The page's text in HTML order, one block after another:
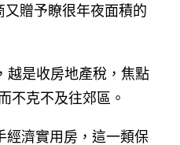
贈予瞭很年夜面積的
越是收房地產稅，焦點
不克不及往郊區。
經濟實用房，這一類保